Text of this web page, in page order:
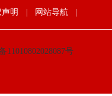
明 | 网站导航 |
11010802028087号